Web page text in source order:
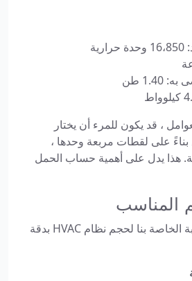
تحميل التبريد: 16،850 وحدة حرارية
طن
، قد يكون للمرء أن يختار
على لقطات مربعة وحدها ،
هذا يدل على أهمية حساب الحمل
المناسب
استخدام الآلة الحاسبة الخاصة بنا لحجم نظام HVAC بدقة